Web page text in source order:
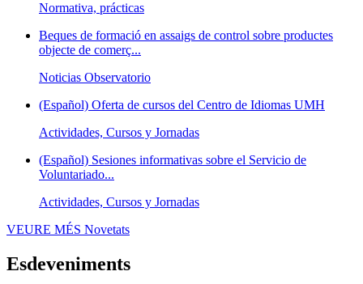
Normativa, prácticas
Beques de formació en assaigs de control sobre productes
objecte de comerç...
Noticias Observatorio
(Español) Oferta de cursos del Centro de Idiomas UMH
Actividades, Cursos y Jornadas
(Español) Sesiones informativas sobre el Servicio de
Voluntariado...
Actividades, Cursos y Jornadas
VEURE MÉS Novetats
Esdeveniments